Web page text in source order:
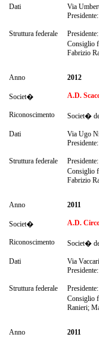
Dati
Via
Presidente:
Struttura federale
Consiglio
Fabrizio
Anno 2012
Societ� A.D.
Riconoscimento Societ�
Dati
Via Ugo
Presidente:
Struttura federale
Consiglio
Fabrizio
Anno 2011
Societ� A.D.
Riconoscimento Societ�
Dati
Via
Presidente:
Struttura federale
Consiglio
Ranieri;
Anno 2011